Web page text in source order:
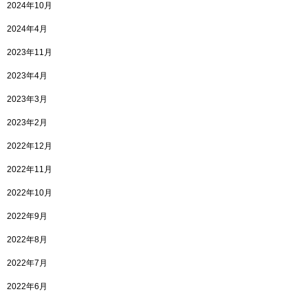
2024年10月
2024年4月
2023年11月
2023年4月
2023年3月
2023年2月
2022年12月
2022年11月
2022年10月
2022年9月
2022年8月
2022年7月
2022年6月